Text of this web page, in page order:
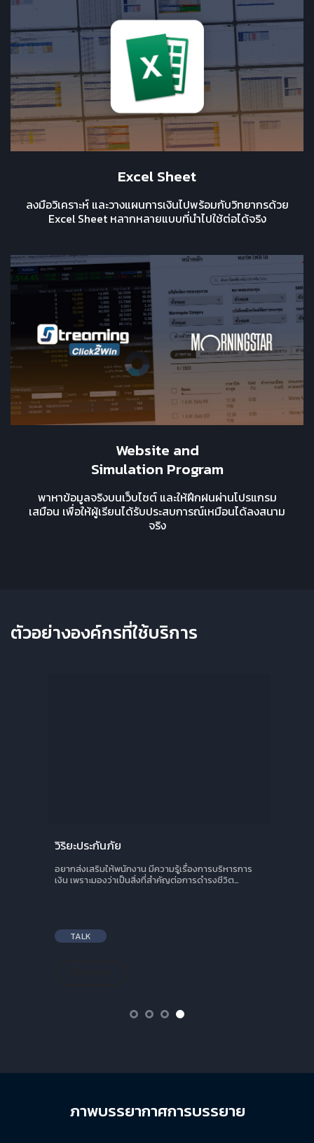
Excel Sheet
ลงมือวิเคราะห์ และวางแผนการเงินไปพร้อมกับวิทยากรด้วย
Excel Sheet หลากหลายแบบที่นำไปใช้ต่อได้จริง
Website and
Simulation Program
พาหาข้อมูลจริงบนเว็บไซต์ และให้ฝึกฝนผ่านโปรแกรม
เสมือน เพื่อให้ผู้เรียนได้รับประสบการณ์เหมือนได้ลงสนาม
จริง
ตัวอย่างองค์กรที่ใช้บริการ
วิริยะประกันภัย
อยากส่งเสริมให้พนักงาน มีความรู้เรื่องการบริหารการ
เงิน เพราะมองว่าเป็นสิ่งที่สำคัญต่อการดำรงชีวิต…
TALK
ภาพบรรยากาศการบรรยาย